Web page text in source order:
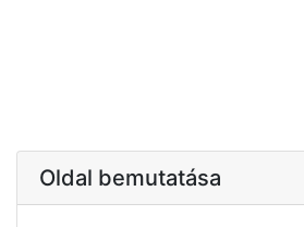
Oldal bemutatása